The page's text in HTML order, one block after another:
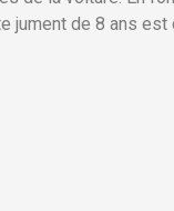
jument de 8 ans